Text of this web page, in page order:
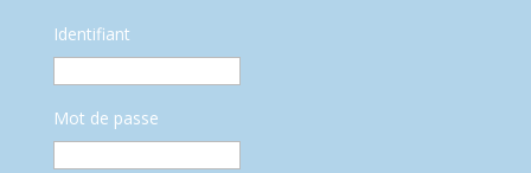
Identifiant
Mot de passe